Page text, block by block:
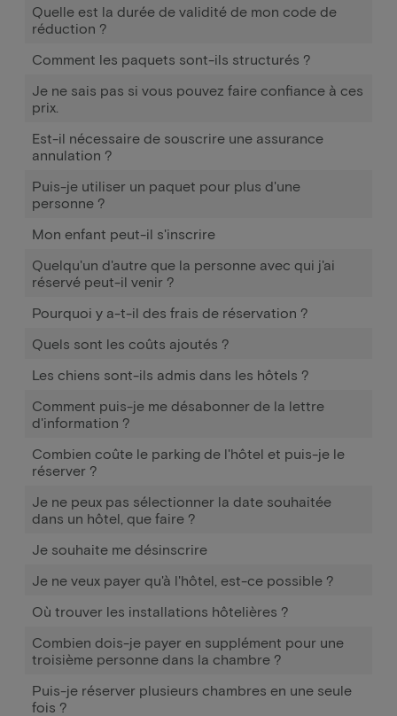
Quelle est la durée de validité de mon code de
réduction ?
Comment les paquets sont-ils structurés ?
Je ne sais pas si vous pouvez faire confiance à ces
prix.
Est-il nécessaire de souscrire une assurance
annulation ?
Puis-je utiliser un paquet pour plus d'une
personne ?
Mon enfant peut-il s'inscrire
Quelqu'un d'autre que la personne avec qui j'ai
réservé peut-il venir ?
Pourquoi y a-t-il des frais de réservation ?
Quels sont les coûts ajoutés ?
Les chiens sont-ils admis dans les hôtels ?
Comment puis-je me désabonner de la lettre
d'information ?
Combien coûte le parking de l'hôtel et puis-je le
réserver ?
Je ne peux pas sélectionner la date souhaitée
dans un hôtel, que faire ?
Je souhaite me désinscrire
Je ne veux payer qu'à l'hôtel, est-ce possible ?
Où trouver les installations hôtelières ?
Combien dois-je payer en supplément pour une
troisième personne dans la chambre ?
Puis-je réserver plusieurs chambres en une seule
fois ?